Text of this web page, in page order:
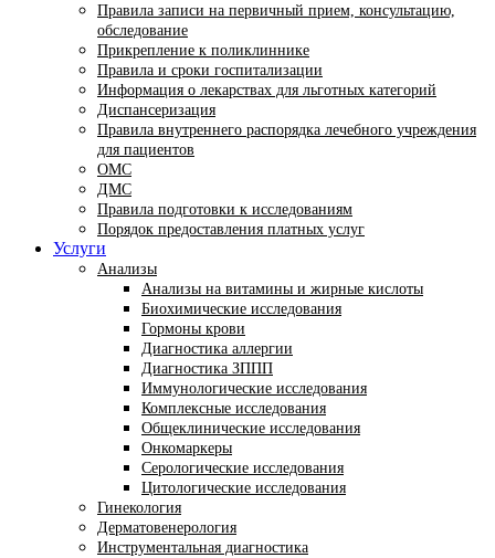
Правила записи на первичный прием, консультацию,
обследование
Прикрепление к поликлиннике
Правила и сроки госпитализации
Информация о лекарствах для льготных категорий
Диспансеризация
Правила внутреннего распорядка лечебного учреждения
для пациентов
ОМС
ДМС
Правила подготовки к исследованиям
Порядок предоставления платных услуг
Услуги
Анализы
Анализы на витамины и жирные кислоты
Биохимические исследования
Гормоны крови
Диагностика аллергии
Диагностика ЗППП
Иммунологические исследования
Комплексные исследования
Общеклинические исследования
Онкомаркеры
Серологические исследования
Цитологические исследования
Гинекология
Дерматовенерология
Инструментальная диагностика